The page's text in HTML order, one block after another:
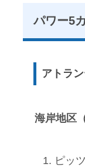
パワー5
アトラ
海岸地区
ピッ